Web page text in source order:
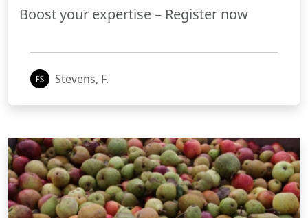
Boost your expertise – Register now
Stevens, F.